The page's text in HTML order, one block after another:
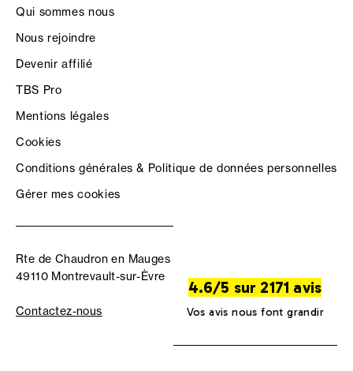
Qui sommes nous
Nous rejoindre
Devenir affilié
TBS Pro
Mentions légales
Cookies
Conditions générales & Politique de données personnelles
Gérer mes cookies
Rte de Chaudron en Mauges
49110 Montrevault-sur-Èvre
Contactez-nous
4.6/5 sur 2171 avis
Vos avis nous font grandir